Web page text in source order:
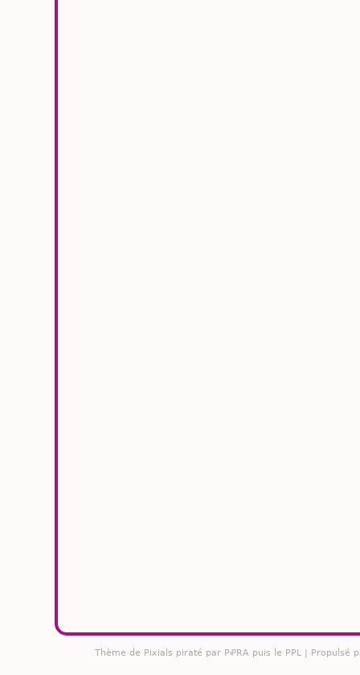
Thème de Pixials piraté par PꝒRA puis le PPL | Propulsé